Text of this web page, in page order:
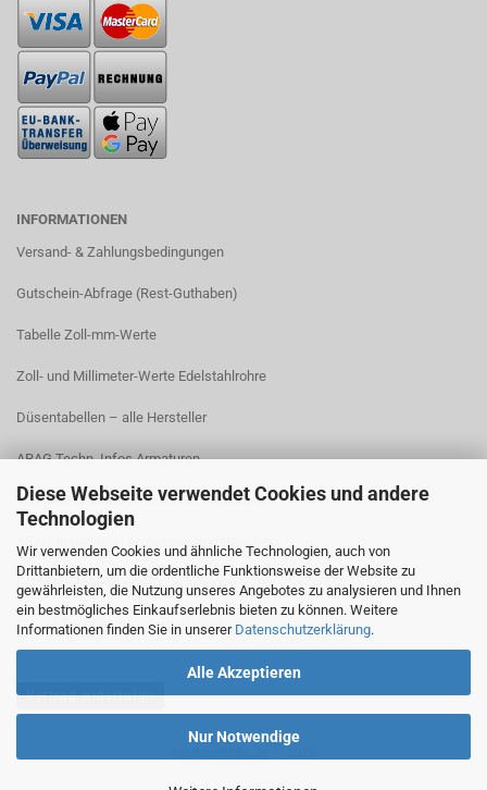
Diese Webseite verwendet Cookies und andere
Technologien
Wir verwenden Cookies und ähnliche Technologien, auch von
Drittanbietern, um die ordentliche Funktionsweise der Website zu
gewährleisten, die Nutzung unseres Angebotes zu analysieren und Ihnen
ein bestmögliches Einkaufserlebnis bieten zu können. Weitere
Informationen finden Sie in unserer Datenschutzerklärung.
Alle Akzeptieren
Nur Notwendige
INFORMATIONEN
Versand- & Zahlungsbedingungen​
Gutschein-Abfrage (Rest-Guthaben)
Tabelle Zoll-mm-Werte
Zoll- und Millimeter-Werte Edelstahlrohre
Düsentabellen – alle Hersteller
ARAG Techn. Infos Armaturen
ARAG Installation Gleichdruck-Armaturen
ARAG Installation Armaturen Sprühgeräte
Lechler Behälter- und Tankreinigung
TeeJet Technische Informationen
Vertrag widerrufen